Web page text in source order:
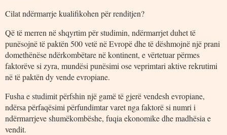
Cilat ndërmarrje kualifikohen për renditjen?
Që të merren në shqyrtim për studimin, ndërmarrjet duhet të
punësojnë të paktën 500 vetë në Evropë dhe të dëshmojnë një prani
domethënëse ndërkombëtare në kontinent, e vërtetuar përmes
faktorëve si zyra, mundësi punësimi ose veprimtari aktive rekrutimi
në të paktën dy vende evropiane.
Fusha e studimit përfshin një gamë të gjerë vendesh evropiane,
ndërsa përfaqësimi përfundimtar varet nga faktorë si numri i
ndërmarrjeve shumëkombëshe, fuqia ekonomike dhe madhësia e
vendit.